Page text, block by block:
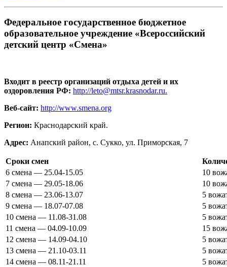
Федеральное государственное бюджетное
образовательное учреждение «Всероссийский
детский центр «Смена»
Входит в реестр организаций отдыха детей и их
оздоровления РФ: http://leto@mtsr.krasnodar.ru.
Веб-сайт: http://www.smena.org
Регион: Краснодарский край.
Адрес: Анапский район, с. Сукко, ул. Приморская, 7
Сроки смен
6 смена — 25.04-15.05
10
7 смена — 29.05-18.06
10
8 смена — 23.06-13.07
5
9 смена — 18.07-07.08
5
10 смена — 11.08-31.08
5
11 смена — 04.09-10.09
15
12 смена — 14.09-04.10
5
13 смена — 21.10-03.11
5
14 смена — 08.11-21.11
5